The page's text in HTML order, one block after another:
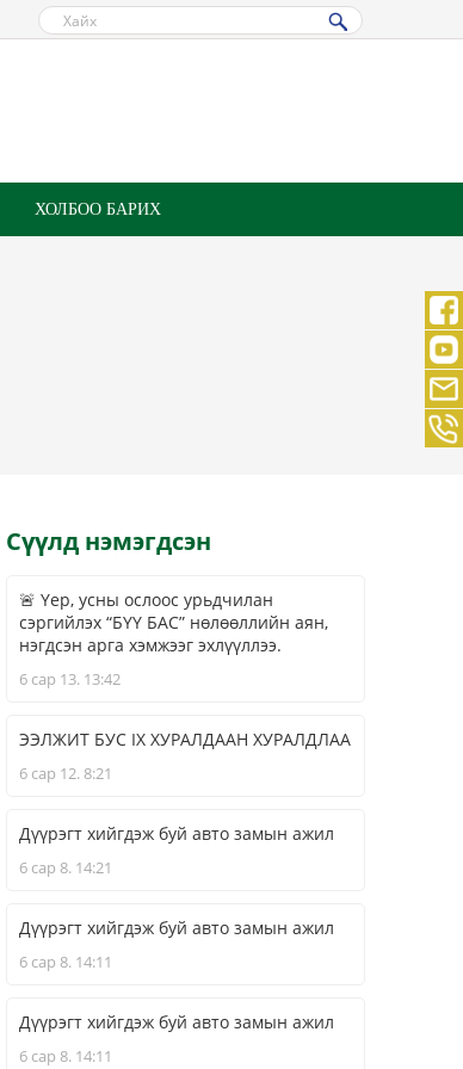
ХОЛБОО БАРИХ
Сүүлд нэмэгдсэн
🚨 Үер, усны ослоос урьдчилан
сэргийлэх “БҮҮ БАС” нөлөөллийн аян,
нэгдсэн арга хэмжээг эхлүүллээ.
6 сар 13. 13:42
ЭЭЛЖИТ БУС IX ХУРАЛДААН ХУРАЛДЛАА
6 сар 12. 8:21
Дүүрэгт хийгдэж буй авто замын ажил
6 сар 8. 14:21
Дүүрэгт хийгдэж буй авто замын ажил
6 сар 8. 14:11
Дүүрэгт хийгдэж буй авто замын ажил
6 сар 8. 14:11